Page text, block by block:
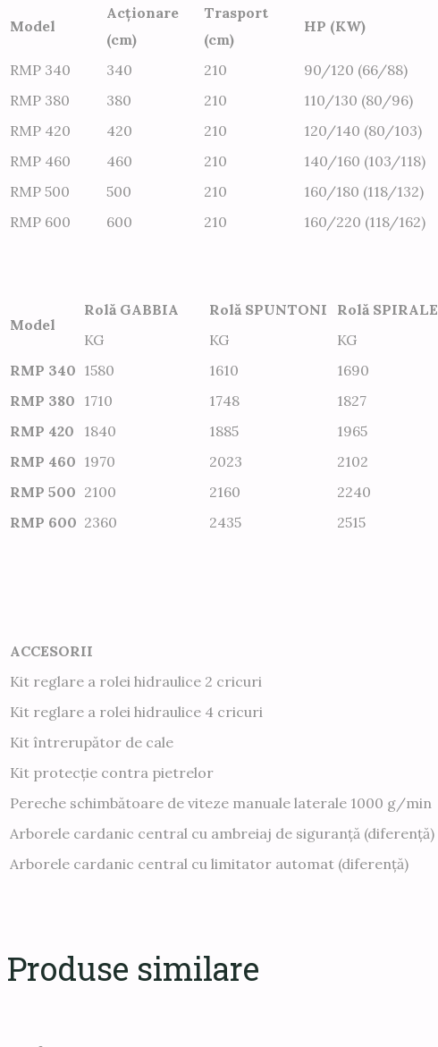
Model
Acționare
(cm)
Trasport
(cm)
HP (KW)
RMP 340 340 210 90/120 (66/88)
RMP 380
380 210 110/130 (80/96)
RMP 420
420 210 120/140 (80/103)
RMP 460
460 210 140/160 (103/118)
RMP 500
500 210 160/180 (118/132)
RMP 600
600 210 160/220 (118/162)
Model
Rolă GABBIA Rolă SPUNTONI Rolă SPIRALE
KG
KG KG
RMP 340 1580 1610 1690
RMP 380 1710 1748 1827
RMP 420
1840 1885 1965
RMP 460 1970 2023 2102
RMP 500 2100 2160 2240
RMP 600 2360 2435 2515
ACCESORII
Kit reglare a rolei hidraulice 2 cricuri
Kit reglare a rolei hidraulice 4 cricuri
Kit întrerupător de cale
Kit protecție contra pietrelor
Pereche schimbătoare de viteze manuale laterale 1000 g/min
Arborele cardanic central cu ambreiaj de siguranță (diferență)
Arborele cardanic central cu limitator automat (diferență)
Produse similare